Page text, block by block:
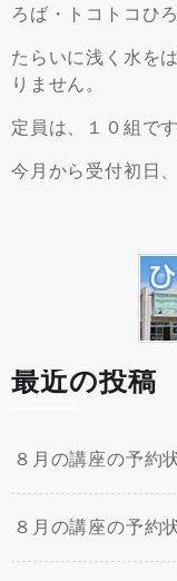
ろば・トコトコひ
たらいに浅く水を
りません。
定員は、１０組です
今月から受付初日
最近の投稿
８月の講座の予
８月の講座の予